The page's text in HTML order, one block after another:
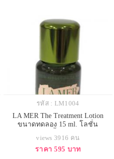
รหัส : LM1004
LA MER The Treatment Lotion
ขนาดทดลอง 15 ml. โลชั่น
ความชุ่มชื่นให้ผิวดูเปล่งประกาย
อย่างเจิดจรัส ขั้นตอนสำคัญในการ
views 3916 คน
ราคา 595 บาท